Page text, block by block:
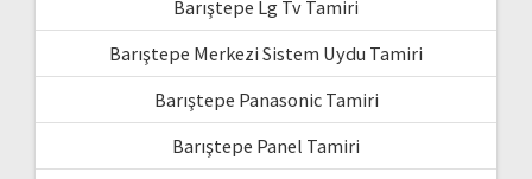
Barıştepe Lg Tv Tamiri
Barıştepe Merkezi Sistem Uydu Tamiri
Barıştepe Panasonic Tamiri
Barıştepe Panel Tamiri